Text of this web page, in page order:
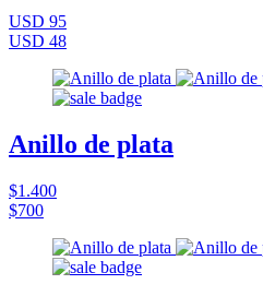
USD 95
USD 48
Anillo de plata
$1.400
$700